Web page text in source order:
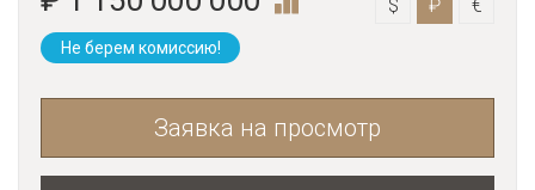
$ ₽ €
Не берем комиссию!
Заявка на просмотр